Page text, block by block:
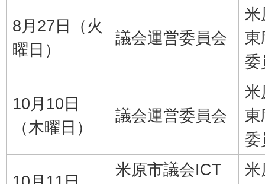
8月27日（火
曜日）
議会運営委員会
米
東
委
10月10日
（木曜日）
議会運営委員会
米
東
委
米原市議会ICT
米